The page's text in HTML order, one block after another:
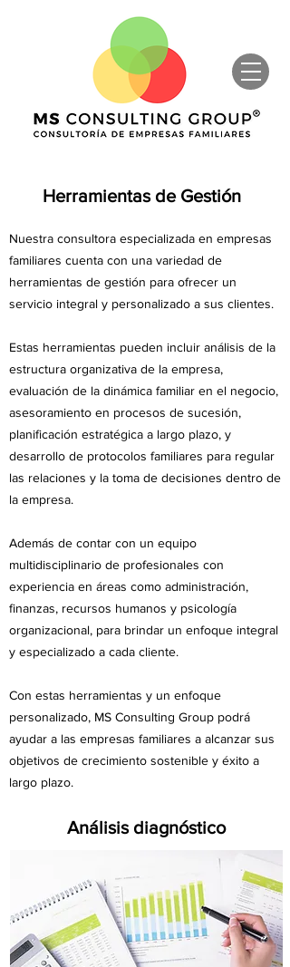
Herramientas de Gestión
Nuestra consultora especializada en empresas
familiares cuenta con una variedad de
herramientas de gestión para ofrecer un
servicio integral y personalizado a sus clientes.
Estas herramientas pueden incluir análisis de la
estructura organizativa de la empresa,
evaluación de la dinámica familiar en el negocio,
asesoramiento en procesos de sucesión,
planificación estratégica a largo plazo, y
desarrollo de protocolos familiares para regular
las relaciones y la toma de decisiones dentro de
la empresa.
Además de contar con un equipo
multidisciplinario de profesionales con
experiencia en áreas como administración,
finanzas, recursos humanos y psicología
organizacional, para brindar un enfoque integral
y especializado a cada cliente.
Con estas herramientas y un enfoque
personalizado, MS Consulting Group podrá
ayudar a las empresas familiares a alcanzar sus
objetivos de crecimiento sostenible y éxito a
largo plazo.
Análisis diagnóstico